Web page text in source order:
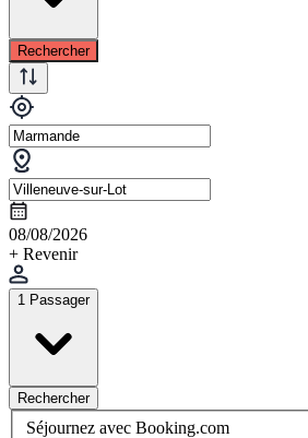
Rechercher
08/08/2026
+ Revenir
1 Passager
Rechercher
Séjournez avec Booking.com